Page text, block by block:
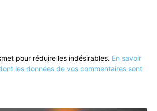
pour réduire les indésirables. En savoir
les données de vos commentaires sont